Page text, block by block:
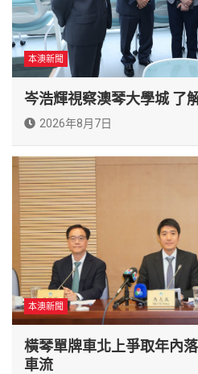
本澳新聞
岑浩輝視察澳琴大學城 了
2026年8月7日
本澳新聞
橫琴單牌車北上爭取年內
車流